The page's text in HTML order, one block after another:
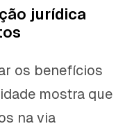
jurídica
os benefícios
mostra que
na via